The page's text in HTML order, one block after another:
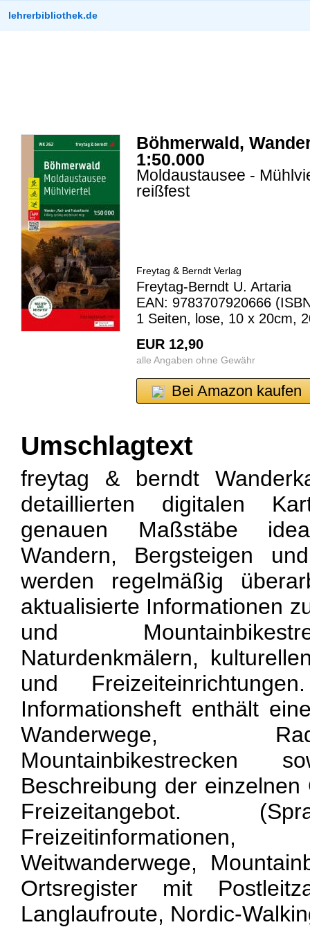
lehrerbibliothek.de
Böhmerwald,
1:50.000
Moldaustausee -
reißfest
Freytag & Berndt Verlag
Freytag-Berndt U. Artaria
EAN: 9783707920666
1 Seiten, lose, 10 x 20cm,
EUR 12,90
alle Angaben ohne Gewähr
Bei Amazon kaufen
Umschlagtext
freytag & berndt
detaillierten digitalen
genauen Maßstäbe
Wandern, Bergsteigen
werden regelmäßig
aktualisierte Informationen
und
Naturdenkmälern,
und
Informationsheft enthält
Wanderwege,
Beschreibung der
Freizeitangebot.
Weitwanderwege,
Ortsregister mit
Langlaufroute, Nordic-